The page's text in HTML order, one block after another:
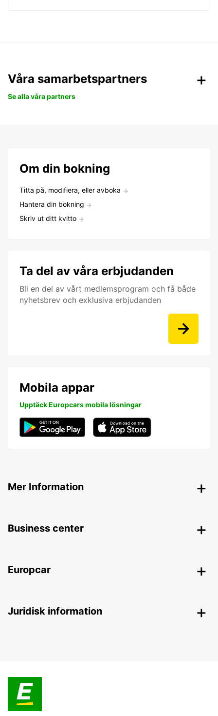
Våra samarbetspartners
Se alla våra partners
Om din bokning
Titta på, modifiera, eller avboka
Hantera din bokning
Skriv ut ditt kvitto
Ta del av våra erbjudanden
Bli en del av vårt medlemsprogram och få både
nyhetsbrev och exklusiva erbjudanden
Mobila appar
Upptäck Europcars mobila lösningar
Mer Information
Business center
Europcar
Juridisk information